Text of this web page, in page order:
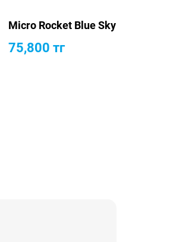
Micro Rocket Blue Sky
75,800 тг